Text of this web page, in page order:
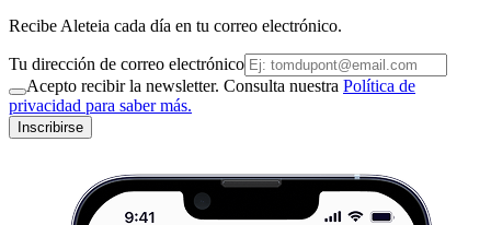
Recibe Aleteia cada día en tu correo electrónico.
Tu dirección de correo electrónico
Acepto recibir la newsletter. Consulta nuestra Política de
privacidad para saber más.
Inscribirse